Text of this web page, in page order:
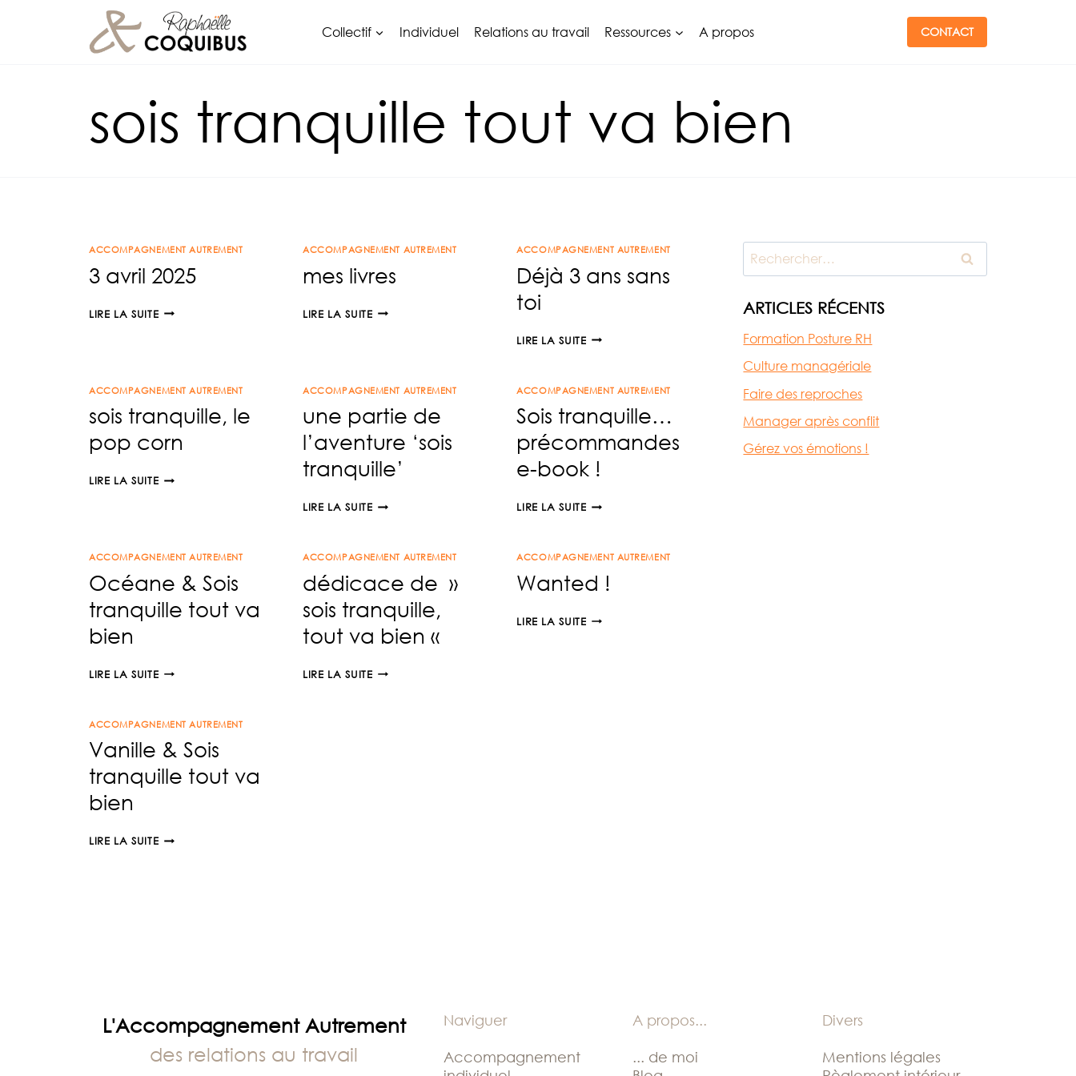
Collectif Individuel Relations au travail Ressources A propos CONTACT
sois tranquille tout va bien
ACCOMPAGNEMENT AUTREMENT
3 avril 2025
LIRE LA SUITE3
ACCOMPAGNEMENT AUTREMENT
mes livres
LIRE LA SUITEMES
ACCOMPAGNEMENT AUTREMENT
Déjà 3 ans sans
toi
LIRE LA SUITEDÉJÀ
SANS
TOI
ACCOMPAGNEMENT AUTREMENT
sois tranquille, le
pop corn
LIRE LA SUITESOIS
ACCOMPAGNEMENT AUTREMENT
une partie de
l’aventure ‘sois
tranquille’
LIRE LA SUITEUNE
L’AVENTURE
TRANQUILLE’
ACCOMPAGNEMENT AUTREMENT
Sois tranquille…
précommandes
e-book !
LIRE LA SUITESOIS
E-
BOOK
!
ACCOMPAGNEMENT AUTREMENT
Océane & Sois
tranquille tout va
bien
LIRE LA SUITEOCÉANE
TRANQUILLE
TOUT
BIEN
ACCOMPAGNEMENT AUTREMENT
dédicace de »
sois tranquille,
tout va bien «
LIRE LA SUITEDÉDICACE
ACCOMPAGNEMENT AUTREMENT
Wanted !
LIRE LA SUITEWANTED
ACCOMPAGNEMENT AUTREMENT
Vanille & Sois
tranquille tout va
bien
LIRE LA SUITEVANILLE
Rechercher :
ARTICLES RÉCENTS
Formation Posture RH
Culture managériale
Faire des reproches
Manager après conflit
Gérez vos émotions !
L'Accompagnement Autrement
des relations au travail
Naviguer
Accompagnement
A propos...
... de moi
Divers
Mentions légales